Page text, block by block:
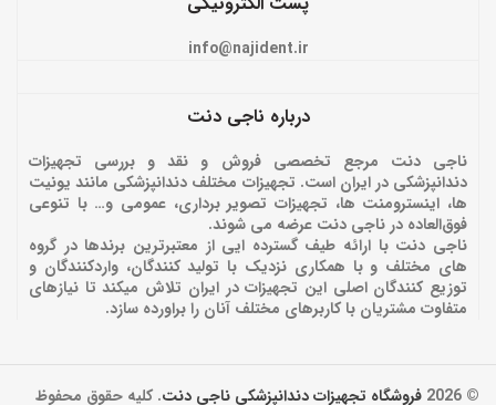
info@najident.ir
درباره ناجی دنت
ناجی دنت مرجع تخصصی فروش و نقد و بررسی تجهیزات
دندانپزشکی در ایران است. تجهیزات مختلف دندانپزشکی مانند یونیت
ها، اینسترومنت ها، تجهیزات تصویر برداری، عمومی و… با تنوعی
فوق‌العاده در ناجی دنت عرضه می شوند.
ناجی دنت با ارائه‌ طیف گسترده ایی از معتبرترین برندها در گروه
های مختلف و با همکاری نزدیک با تولید کنندگان، واردکنندگان و
توزیع کنندگان اصلی این تجهیزات در ایران تلاش میکند تا نیازهای
متفاوت مشتریان با کاربرهای مختلف آنان را براورده سازد.
© 2026 فروشگاه تجهیزات دندانپزشکی ناجی دنت. کلیه حقوق محفوظ